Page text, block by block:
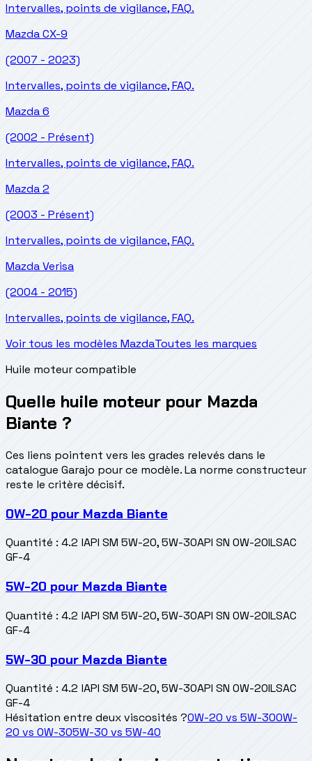
Intervalles, points de vigilance, FAQ.
MazdaCX-9
(2007 - 2023)
Intervalles, points de vigilance, FAQ.
Mazda6
(2002 - Présent)
Intervalles, points de vigilance, FAQ.
Mazda2
(2003 - Présent)
Intervalles, points de vigilance, FAQ.
MazdaVerisa
(2004 - 2015)
Intervalles, points de vigilance, FAQ.
Voir tous les modèles MazdaToutes les marques
Huile moteur compatible
Quelle huile moteur pour Mazda
Biante ?
Ces liens pointent vers les grades relevés dans le
catalogue Garajo pour ce modèle. La norme constructeur
reste le critère décisif.
0W-20 pour Mazda Biante
Quantité : 4.2 lAPI SM 5W-20, 5W-30API SN 0W-20ILSAC
GF-4
5W-20 pour Mazda Biante
Quantité : 4.2 lAPI SM 5W-20, 5W-30API SN 0W-20ILSAC
GF-4
5W-30 pour Mazda Biante
Quantité : 4.2 lAPI SM 5W-20, 5W-30API SN 0W-20ILSAC
GF-4
Hésitation entre deux viscosités ?0W-20 vs 5W-300W-
20 vs 0W-305W-30 vs 5W-40